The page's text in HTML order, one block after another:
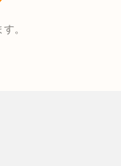
。